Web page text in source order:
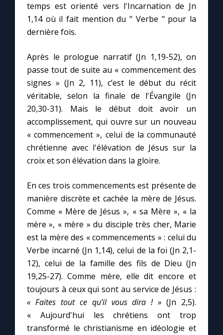
temps est orienté vers l'Incarnation de Jn
1,14 où il fait mention du " Verbe " pour la
dernière fois.
Après le prologue narratif (Jn 1,19-52), on
passe tout de suite au « commencement des
signes » (Jn 2, 11), c’est le début du récit
véritable, selon la finale de l'Évangile (Jn
20,30-31). Mais le début doit avoir un
accomplissement, qui ouvre sur un nouveau
« commencement », celui de la communauté
chrétienne avec l'élévation de Jésus sur la
croix et son élévation dans la gloire.
En ces trois commencements est présente de
manière discrète et cachée la mère de Jésus.
Comme « Mère de Jésus », « sa Mère », « la
mère », « mère » du disciple très cher, Marie
est la mère des « commencements » : celui du
Verbe incarné (Jn 1,14), celui de la foi (Jn 2,1-
12), celui de la famille des fils de Dieu (Jn
19,25-27). Comme mère, elle dit encore et
toujours à ceux qui sont au service de Jésus :
« Faites tout ce qu’il vous dira ! » (Jn 2,5).
« Aujourd'hui les chrétiens ont trop
transformé le christianisme en idéologie et